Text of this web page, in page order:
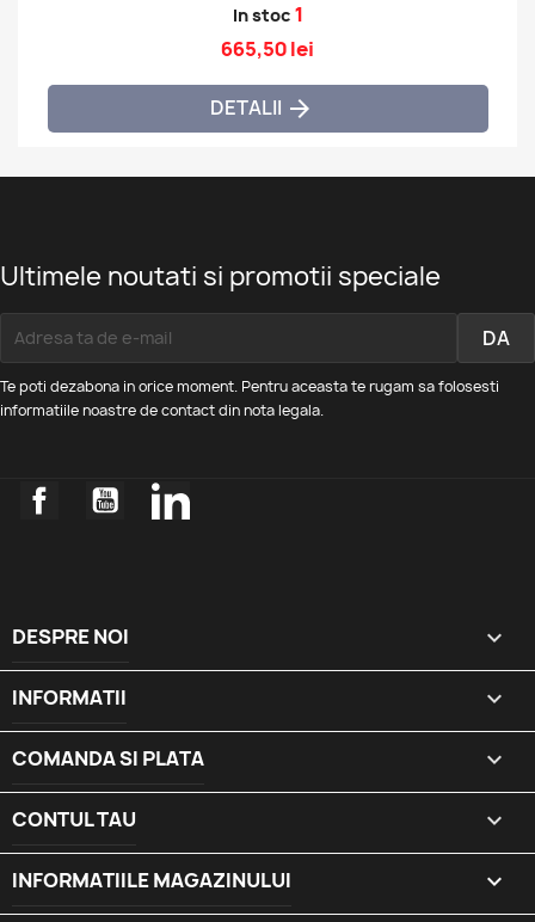
In stoc 1
665,50 lei
DETALII 
Ultimele noutati si promotii speciale
Te poti dezabona in orice moment. Pentru aceasta te rugam sa folosesti
informatiile noastre de contact din nota legala.
FacebookYouTubeLinkedIn
DESPRE NOI 
INFORMATII 
COMANDA SI PLATA 
CONTUL TAU 
INFORMATIILE MAGAZINULUI keyboard_arrow_down